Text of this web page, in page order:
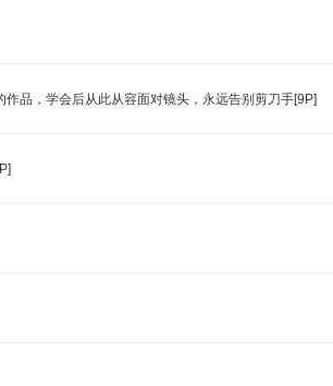
作品，学会后从此从容面对镜头，永远告别剪刀手[9P]